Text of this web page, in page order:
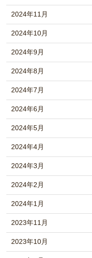
2024年11月
2024年10月
2024年9月
2024年8月
2024年7月
2024年6月
2024年5月
2024年4月
2024年3月
2024年2月
2024年1月
2023年11月
2023年10月